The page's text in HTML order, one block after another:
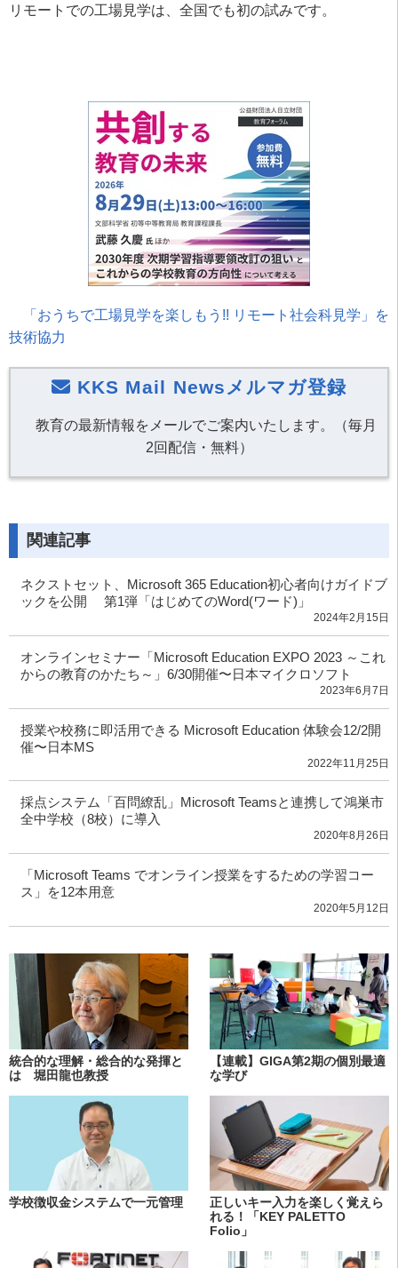
リモートでの工場見学は、全国でも初の試みです。
「おうちで工場見学を楽しもう!! リモート社会科見学」を
技術協力
KKS Mail Newsメルマガ登録
教育の最新情報をメールでご案内いたします。（毎月
2回配信・無料）
関連記事
ネクストセット、Microsoft 365 Education初心者向けガイドブ
ックを公開 第1弾「はじめてのWord(ワード)」
2024年2月15日
オンラインセミナー「Microsoft Education EXPO 2023 ～これ
からの教育のかたち～」6/30開催〜日本マイクロソフト
2023年6月7日
授業や校務に即活用できる Microsoft Education 体験会12/2開
催〜日本MS
2022年11月25日
採点システム「百問繚乱」Microsoft Teamsと連携して鴻巣市
全中学校（8校）に導入
2020年8月26日
「Microsoft Teams でオンライン授業をするための学習コー
ス」を12本用意
2020年5月12日
統合的な理解・総合的な発揮と
は 堀田龍也教授
【連載】GIGA第2期の個別最適
な学び
学校徴収金システムで一元管理
正しいキー入力を楽しく覚えら
れる！「KEY PALETTO
Folio」